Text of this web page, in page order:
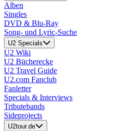
Alben
Singles
DVD & Blu-Ray
Song- und Lyric-Suche
U2 Specials
U2 Wiki
U2 Bücherecke
U2 Travel Guide
U2.com Fanclub
Fanletter
Specials & Interviews
Tributebands
Sideprojects
U2tour.de